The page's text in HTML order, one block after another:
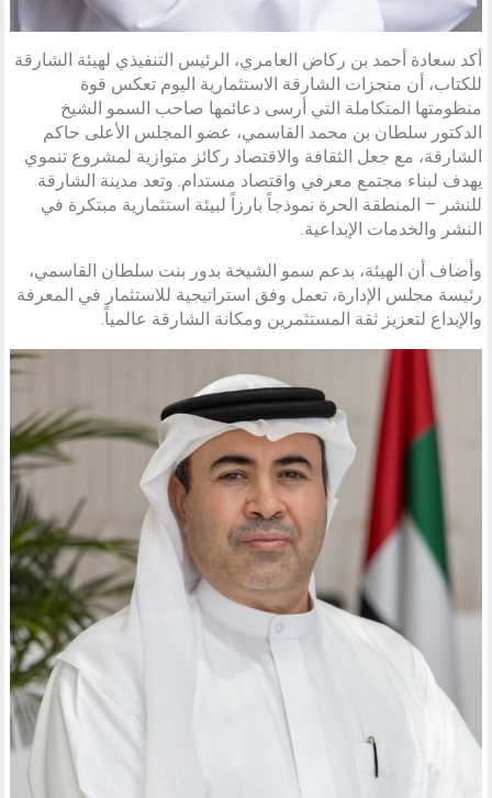
أكد سعادة أحمد بن ركاض العامري، الرئيس التنفيذي لهيئة الشارقة
للكتاب، أن منجزات الشارقة الاستثمارية اليوم تعكس قوة
منظومتها المتكاملة التي أرسى دعائمها صاحب السمو الشيخ
الدكتور سلطان بن محمد القاسمي، عضو المجلس الأعلى حاكم
الشارقة، مع جعل الثقافة والاقتصاد ركائز متوازية لمشروع تنموي
يهدف لبناء مجتمع معرفي واقتصاد مستدام. وتعد مدينة الشارقة
للنشر – المنطقة الحرة نموذجاً بارزاً لبيئة استثمارية مبتكرة في
النشر والخدمات الإبداعية.
وأضاف أن الهيئة، بدعم سمو الشيخة بدور بنت سلطان القاسمي،
رئيسة مجلس الإدارة، تعمل وفق استراتيجية للاستثمار في المعرفة
والإبداع لتعزيز ثقة المستثمرين ومكانة الشارقة عالمياً.